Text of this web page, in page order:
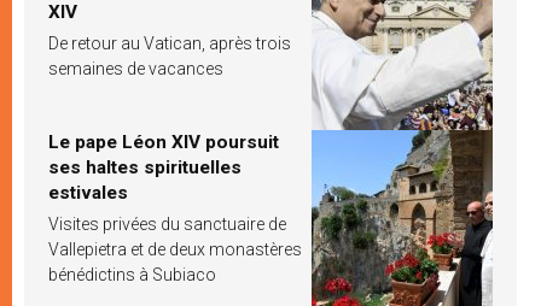
XIV
De retour au Vatican, après trois
semaines de vacances
Le pape Léon XIV poursuit
ses haltes spirituelles
estivales
Visites privées du sanctuaire de
Vallepietra et de deux monastères
bénédictins à Subiaco